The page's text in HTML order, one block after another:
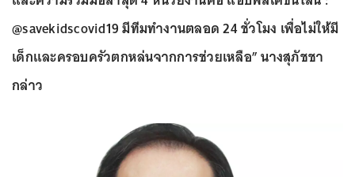
@savekidscovid19 มีทีมทำงานตลอด 24 ชั่วโมง เพื่อไม่ให้มี
เด็กและครอบครัวตกหล่นจากการช่วยเหลือ” นางสุภัชชา
กล่าว